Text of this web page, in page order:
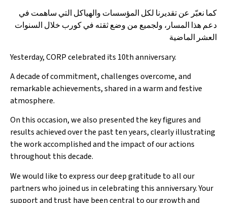
كما نعبّر عن تقديرنا لكل المؤسسات والهياكل التي ساهمت في
دعم هذا المسار، ولجميع من وضع ثقته في كورب خلال السنوات
العشر الماضية
Yesterday, CORP celebrated its 10th anniversary.
A decade of commitment, challenges overcome, and
remarkable achievements, shared in a warm and festive
atmosphere.
On this occasion, we also presented the key figures and
results achieved over the past ten years, clearly illustrating
the work accomplished and the impact of our actions
throughout this decade.
We would like to express our deep gratitude to all our
partners who joined us in celebrating this anniversary. Your
support and trust have been central to our growth and